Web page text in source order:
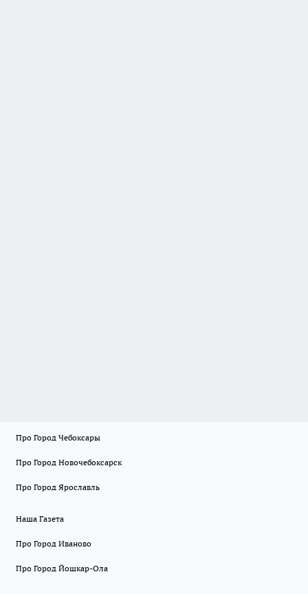
Про Город Чебоксары
Про Город Новочебоксарск
Про Город Ярославль
Наша Газета
Про Город Иваново
Про Город Йошкар-Ола